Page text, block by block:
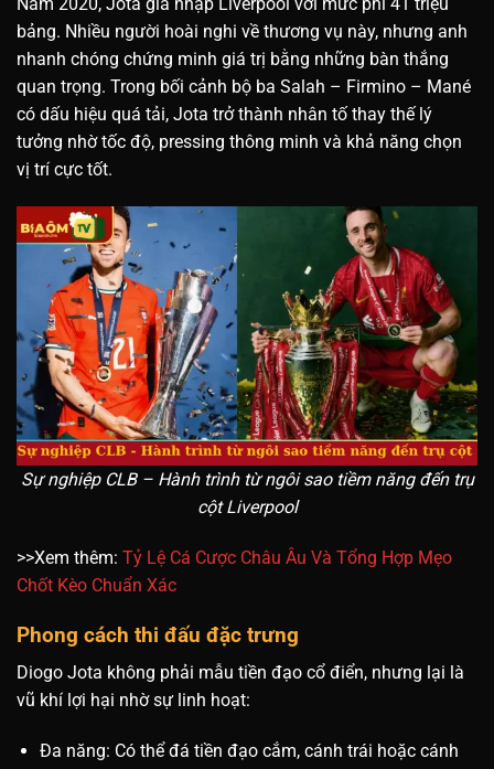
Năm 2020, Jota gia nhập Liverpool với mức phí 41 triệu
bảng. Nhiều người hoài nghi về thương vụ này, nhưng anh
nhanh chóng chứng minh giá trị bằng những bàn thắng
quan trọng. Trong bối cảnh bộ ba Salah – Firmino – Mané
có dấu hiệu quá tải, Jota trở thành nhân tố thay thế lý
tưởng nhờ tốc độ, pressing thông minh và khả năng chọn
vị trí cực tốt.
Sự nghiệp CLB – Hành trình từ ngôi sao tiềm năng đến trụ
cột Liverpool
>>Xem thêm: Tỷ Lệ Cá Cược Châu Âu Và Tổng Hợp Mẹo
Chốt Kèo Chuẩn Xác
Phong cách thi đấu đặc trưng
Diogo Jota không phải mẫu tiền đạo cổ điển, nhưng lại là
vũ khí lợi hại nhờ sự linh hoạt:
Đa năng: Có thể đá tiền đạo cắm, cánh trái hoặc cánh